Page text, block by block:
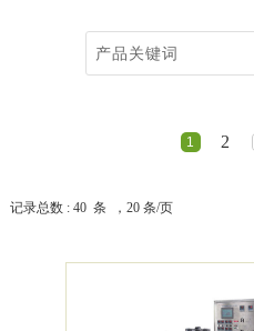
1 2
记录总数 : 40 条 ，20 条/页